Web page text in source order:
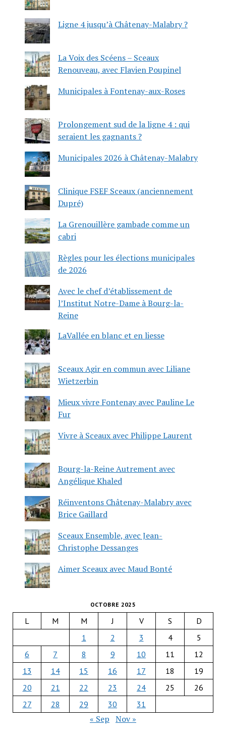
Ligne 4 jusqu’à Châtenay-Malabry ?
La Voix des Scéens – Sceaux
Renouveau, avec Flavien Poupinel
Municipales à Fontenay-aux-Roses
Prolongement sud de la ligne 4 : qui
seraient les gagnants ?
Municipales 2026 à Châtenay-Malabry
Clinique FSEF Sceaux (anciennement
Dupré)
La Grenouillère gambade comme un
cabri
Règles pour les élections municipales
de 2026
Avec le chef d’établissement de
l’Institut Notre-Dame à Bourg-la-
Reine
LaVallée en blanc et en liesse
Sceaux Agir en commun avec Liliane
Wietzerbin
Mieux vivre Fontenay avec Pauline Le
Fur
Vivre à Sceaux avec Philippe Laurent
Bourg-la-Reine Autrement avec
Angélique Khaled
Réinventons Châtenay-Malabry avec
Brice Gaillard
Sceaux Ensemble, avec Jean-
Christophe Dessanges
Aimer Sceaux avec Maud Bonté
OCTOBRE 2025
L M M J V S
D
1
2 3 4
5
6
7 8 9 10 11
12
13
14 15 16 17 18
19
20
21 22 23 24 25
26
27
28 29 30 31
« Sep Nov »